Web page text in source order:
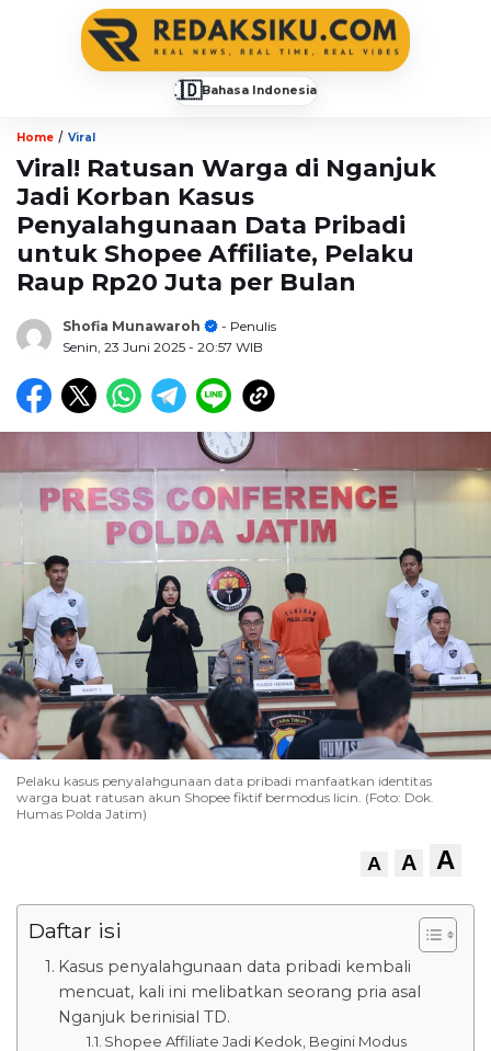
🇮🇩Bahasa Indonesia
Home / Viral
Viral! Ratusan Warga di Nganjuk
Jadi Korban Kasus
Penyalahgunaan Data Pribadi
untuk Shopee Affiliate, Pelaku
Raup Rp20 Juta per Bulan
Shofia Munawaroh
- Penulis
Senin, 23 Juni 2025 - 20:57 WIB
Pelaku kasus penyalahgunaan data pribadi manfaatkan identitas
warga buat ratusan akun Shopee fiktif bermodus licin. (Foto: Dok.
Humas Polda Jatim)
A A A
Daftar isi
Kasus penyalahgunaan data pribadi kembali
mencuat, kali ini melibatkan seorang pria asal
Nganjuk berinisial TD.
Shopee Affiliate Jadi Kedok, Begini Modus